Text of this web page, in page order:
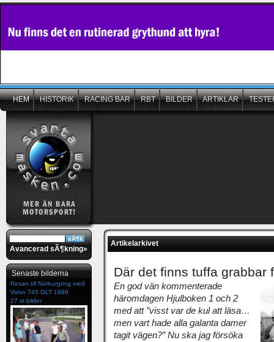
HEM HISTORIK RACING BAR RBT BILDER ARTIKLAR
Avancerad sÃ¶kning»
Senaste bilderna
Resan till Nürburgring med
Volvo 745 GLT 1989
27 st bilder
Artikelarkivet
Där det finns tuffa grabbar
En god vän kommenterade
häromdagen Hjulboken 1 och 2
med att ”visst var de kul att läsa…
men vart hade alla galanta damer
tagit vägen?” Nu ska jag försöka